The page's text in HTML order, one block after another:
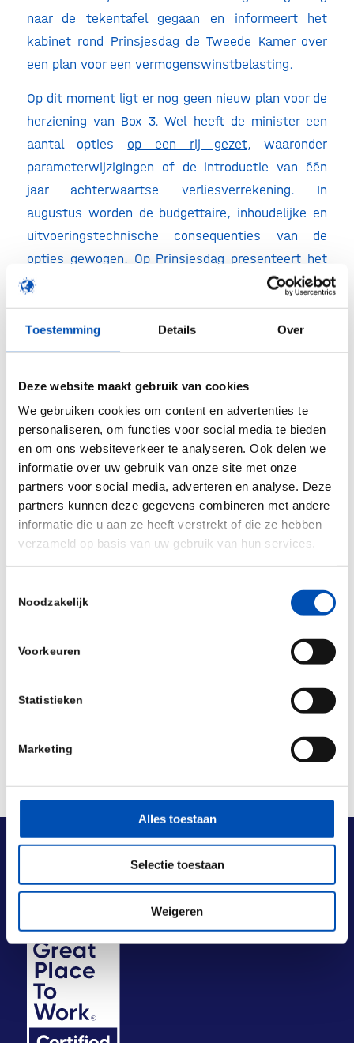
Toestemming Details Over
Deze website maakt gebruik van cookies
We gebruiken cookies om content en advertenties te
personaliseren, om functies voor social media te bieden
en om ons websiteverkeer te analyseren. Ook delen we
informatie over uw gebruik van onze site met onze
partners voor social media, adverteren en analyse. Deze
partners kunnen deze gegevens combineren met andere
informatie die u aan ze heeft verstrekt of die ze hebben
verzameld op basis van uw gebruik van hun services.
Noodzakelijk
Voorkeuren
Statistieken
Marketing
Alles toestaan
Selectie toestaan
Weigeren
naar de tekentafel gegaan en informeert het
kabinet rond Prinsjesdag de Tweede Kamer over
een plan voor een vermogenswinstbelasting.
Op dit moment ligt er nog geen nieuw plan voor de
herziening van Box 3. Wel heeft de minister een
aantal opties op een rij gezet, waaronder
parameterwijzigingen of de introductie van één
jaar achterwaartse verliesverrekening. In
augustus worden de budgettaire, inhoudelijke en
uitvoeringstechnische consequenties van de
opties gewogen. Op Prinsjesdag presenteert het
kabinet vervolgens een voorstel tot aanpassing in
een novelle (een aanpassing van een
wetsvoorstel dat al in het officiële
goedkeuringstraject zit) waarmee het
Hollandbio maakt zich in de tussentijd hard voor
een box 3-herziening die bedrijvigheid stimuleert
en eerlijk belasting heft en waarvan definities van
start- en scale-ups passen bij de karakteristieken
van biotechbedrijven die van nature risicovol zijn,
met lange ontwikkeltijden en een hoge vraag naar
kapitaal en kennis.